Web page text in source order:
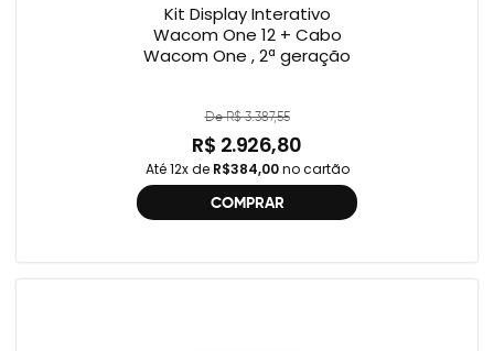
Kit Display Interativo
Wacom One 12 + Cabo
Wacom One , 2ª geração
De R$ 3.387,55
R$ 2.926,80
Até 12x de R$384,00no cartão
COMPRAR